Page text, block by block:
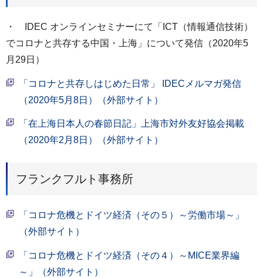
・ IDEC オンラインセミナーにて「ICT（情報通信技術）
でコロナと共存する中国・上海」について発信（2020年5
月29日）
「コロナと共存しはじめた日常」 IDECメルマガ発信
（2020年5月8日）（外部サイト）
「在上海日本人の春節日記」上海市対外友好協会掲載
（2020年2月8日）（外部サイト）
フランクフルト事務所
「コロナ危機とドイツ経済（その５）～労働市場～」
（外部サイト）
「コロナ危機とドイツ経済（その４）～MICE業界編
～」（外部サイト）